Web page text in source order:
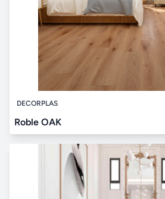
DECORPLAS
Roble OAK